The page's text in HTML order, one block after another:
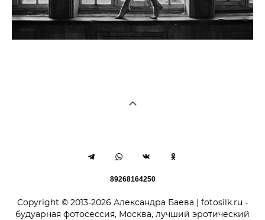
89268164250
Copyright © 2013-2026 Александра Баева | fotosilk.ru -
будуарная фотосессия, Москва, лучший эротический